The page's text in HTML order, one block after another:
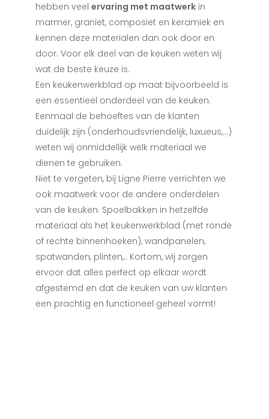
hebben veel ervaring met maatwerk in
marmer, graniet, composiet en keramiek en
kennen deze materialen dan ook door en
door. Voor elk deel van de keuken weten wij
wat de beste keuze is.
Een keukenwerkblad op maat bijvoorbeeld is
een essentieel onderdeel van de keuken.
Eenmaal de behoeftes van de klanten
duidelijk zijn (onderhoudsvriendelijk, luxueus,…)
weten wij onmiddellijk welk materiaal we
dienen te gebruiken.
Niet te vergeten, bij Ligne Pierre verrichten we
ook maatwerk voor de andere onderdelen
van de keuken. Spoelbakken in hetzelfde
materiaal als het keukenwerkblad (met ronde
of rechte binnenhoeken), wandpanelen,
spatwanden, plinten,.. Kortom, wij zorgen
ervoor dat alles perfect op elkaar wordt
afgestemd en dat de keuken van uw klanten
een prachtig en functioneel geheel vormt!